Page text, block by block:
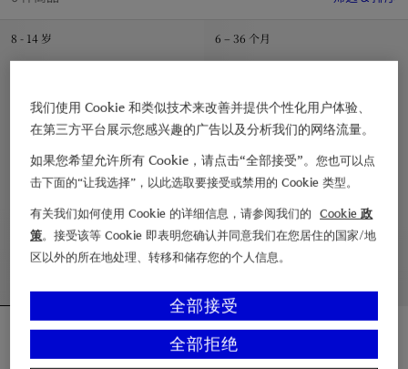
8 - 14 岁
水鸟图案格纹双肩包
水鸟图案格纹双肩包, ¥5,500.00
6 – 36 个月
格纹棉质运动鞋
¥2,600.00
格纹棉质运动鞋, ¥2,600.00
我们使用 Cookie 和类似技术来改善并提供个性化用户体验、
在第三方平台展示您感兴趣的广告以及分析我们的网络流量。
如果您希望允许所有 Cookie，请点击“全部接受”。您也可以点
击下面的“让我选择”，以此选取要接受或禁用的 Cookie 类型。
有关我们如何使用 Cookie 的详细信息，请参阅我们的
Cookie 政
策。接受该等 Cookie 即表明您确认并同意我们在您居住的国家/地
区以外的所在地处理、转移和储存您的个人信息。
全部拒绝
全部接受